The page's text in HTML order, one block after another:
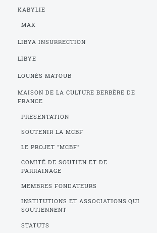
KABYLIE
MAK
LIBYA INSURRECTION
LIBYE
LOUNÈS MATOUB
MAISON DE LA CULTURE BERBÈRE DE
FRANCE
PRÉSENTATION
SOUTENIR LA MCBF
LE PROJET "MCBF"
COMITÉ DE SOUTIEN ET DE
PARRAINAGE
MEMBRES FONDATEURS
INSTITUTIONS ET ASSOCIATIONS QUI
SOUTIENNENT
STATUTS